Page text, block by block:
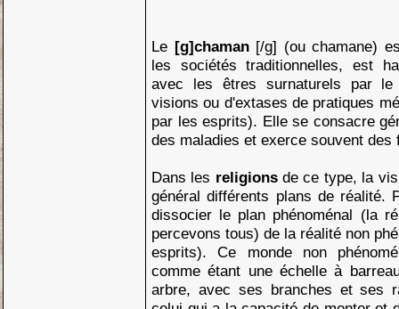
Le [g]chaman [/g] (ou chamane)
les sociétés traditionnelles, est
avec les êtres surnaturels par
visions ou d'extases de pratiques
par les esprits). Elle se consacre
des maladies et exerce souvent
Dans les religionsde ce type, la
général différents plans de réalité.
dissocier le plan phénoménal (la
percevons tous) de la réalité non
esprits). Ce monde non
comme étant une échelle à
arbre, avec ses branches et ses